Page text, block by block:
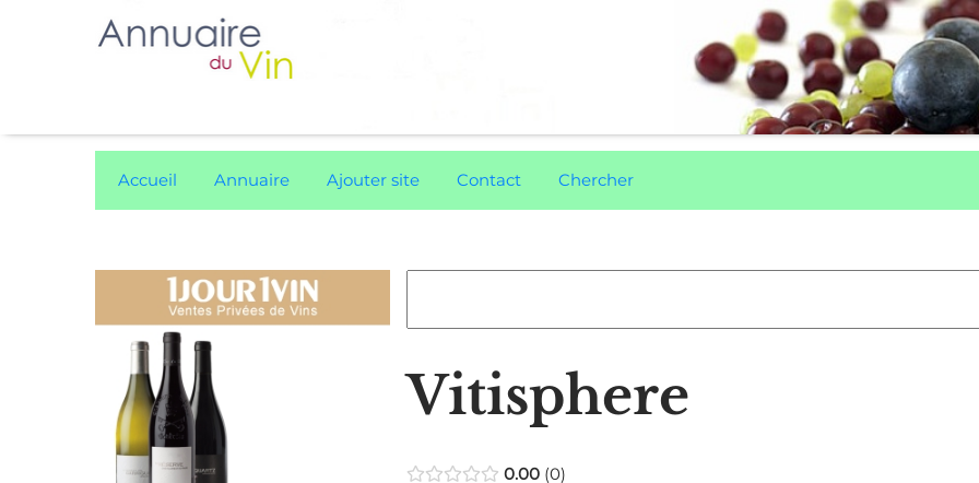
Accueil Annuaire Ajouter site Contact Chercher
Vitisphere
0.00 0